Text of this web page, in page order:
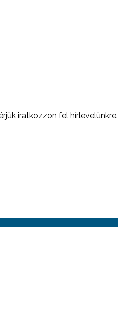
iratkozzon fel hírlevelünkre.